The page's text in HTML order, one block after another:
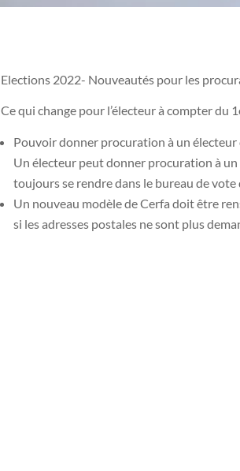
Elections 2022- Nouveautés pour les
Ce qui change pour l’électeur à compter du
Pouvoir donner procuration à un électeur
Un électeur peut donner procuration à
toujours se rendre dans le bureau de
Un nouveau modèle de Cerfa doit être
si les adresses postales ne sont plus